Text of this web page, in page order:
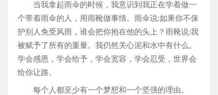
当我拿起雨伞的时候，我意识到我正在学着做一
个带着雨伞的人，用雨靴做事情。雨伞说:如果你不保
护别人免受风雨，谁会把你抱在他的头上？雨靴说:我
被赋予了所有的重量。我仍然关心泥和水中有什么。
学会感恩，学会给予，学会宽容，学会忍受，世界会
给你让路。
每个人都至少有一个梦想和一个坚强的理由。